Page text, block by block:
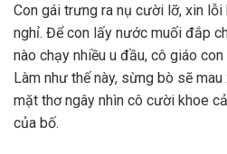
Con gái trưng ra nụ cười lỡ, xin lỗi
nghỉ. Để con lấy nước muối đắp
nào chạy nhiều u đầu, cô giáo
Làm như thế này, sừng bò sẽ
mặt thơ ngây nhìn cô cười khoe
của bố.